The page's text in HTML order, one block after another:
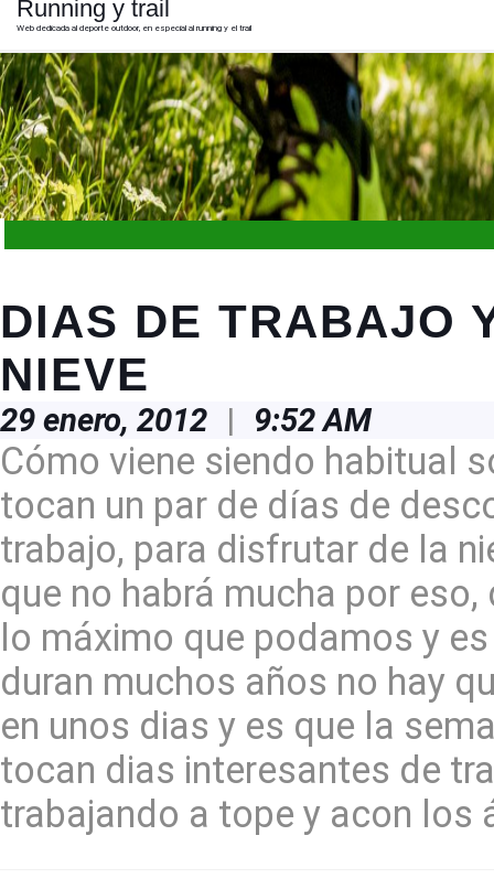
SkipRunning y trail
Web dedicada al deporte outdoor, en especial al running y el trail
DIAS DE TRABAJO
NIEVE
29 enero, 201229
2012| 9:52 AM
Cómo viene siendo habitual
tocan un par de días de
trabajo, para disfrutar de la
que no habrá mucha por
lo máximo que podamos y
duran muchos años no hay
en unos dias y es que la
tocan dias interesantes de
trabajando a tope y acon